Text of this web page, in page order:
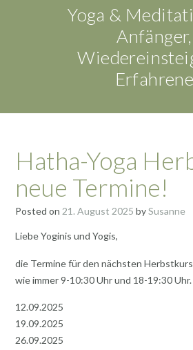
Yoga &
Anfänger,
Erfahrene
Hatha-Yoga
neue Termine!
Posted on 21. August 2025 bySusanne
Liebe Yoginis und Yogis,
die Termine für den nächsten
wie immer 9-10:30 Uhr und 18-19:30 Uhr.
12.09.2025
19.09.2025
26.09.2025